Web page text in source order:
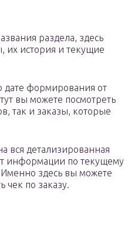
раздела, здесь
их история и текущие
дате формирования от
вы можете посмотреть
так и заказы, которые
вся детализированная
информации по текущему
Именно здесь вы можете
чек по заказу.